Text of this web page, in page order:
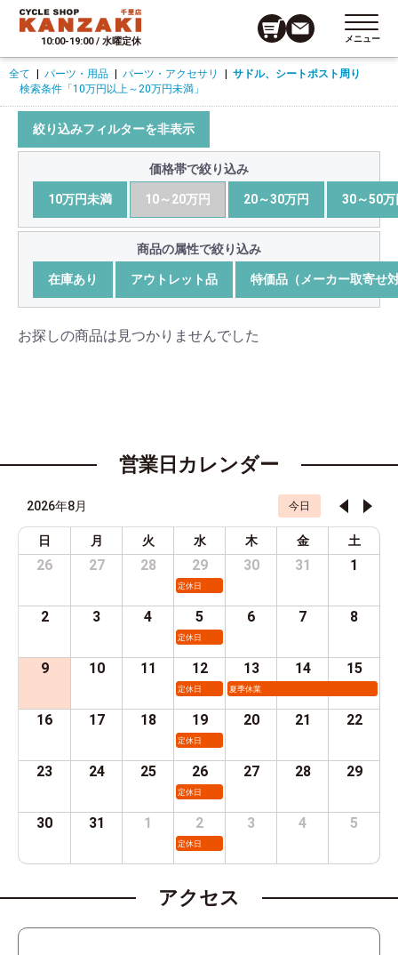
10:00-19:00 / 水曜定休 メニュー
全て パーツ・用品 パーツ・アクセサリ
サドル、シートポスト周り
検索条件 「10万円以上～20万円未満」
絞り込みフィルターを非表示
価格帯で絞り込み
10万円未満 10～20万円 20～30万円 30～50万
商品の属性で絞り込み
在庫あり アウトレット品 特価品（メーカー取寄せ
お探しの商品は見つかりませんでした
営業日カレンダー
2026年8月 今日
日 月 火 水 木 金 土
26 27 28 29
定休日
30 31 1
2 3 4 5
定休日
6 7 8
9 10 11 12
定休日
13
夏季休業
14 15
16 17 18 19
定休日
20 21 22
23 24 25 26
定休日
27 28 29
30 31 1 2
定休日
3 4 5
アクセス